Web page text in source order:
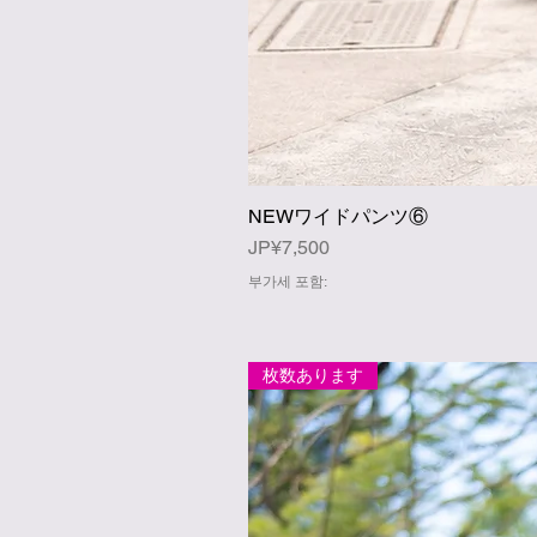
NEWワイドパンツ⑥
가격
JP¥7,500
부가세 포함:
枚数あります